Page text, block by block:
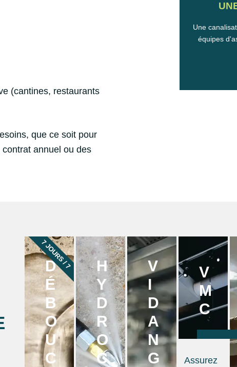
(cantines, restaurants
que ce soit pour
annuel ou des
Une
équipes
D
É
B
O
U
C
7 JOURS / 7
H
Y
D
R
O
C
V
I
D
A
N
G
V
M
C
Assurez